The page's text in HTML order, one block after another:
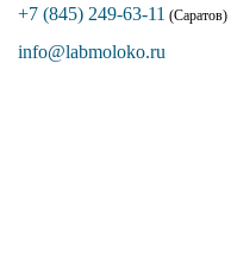
+7 (845) 249-63-11 (Саратов)
info@labmoloko.ru